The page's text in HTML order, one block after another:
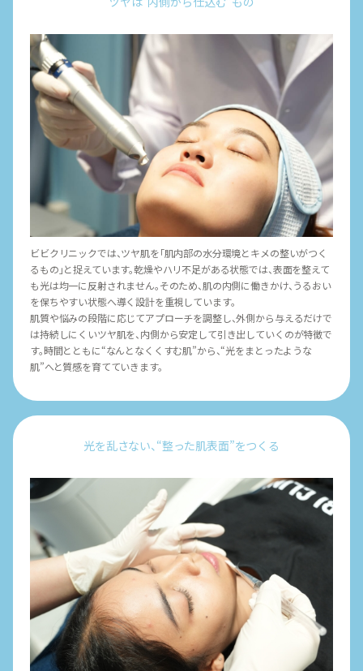
ビビクリニックでは、ツヤ肌を「肌内部の水分環境とキメの整いがつく
るもの」と捉えています。乾燥やハリ不足がある状態では、表面を整えて
も光は均一に反射されません。そのため、肌の内側に働きかけ、うるおい
を保ちやすい状態へ導く設計を重視しています。
肌質や悩みの段階に応じてアプローチを調整し、外側から与えるだけで
は持続しにくいツヤ肌を、内側から安定して引き出していくのが特徴で
す。時間とともに“なんとなくくすむ肌”から、“光をまとったような
肌”へと質感を育てていきます。
光を乱さない、“整った肌表面”をつくる